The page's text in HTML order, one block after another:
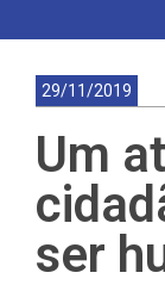
29/11/2019
Um
ser